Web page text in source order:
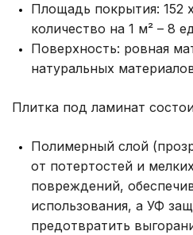
Площадь покрытия: 152
количество на 1 м² – 8
Поверхность: ровная
натуральных
Плитка под ламинат
Полимерный слой
от потертостей и
повреждений,
использования, а УФ
предотвратить